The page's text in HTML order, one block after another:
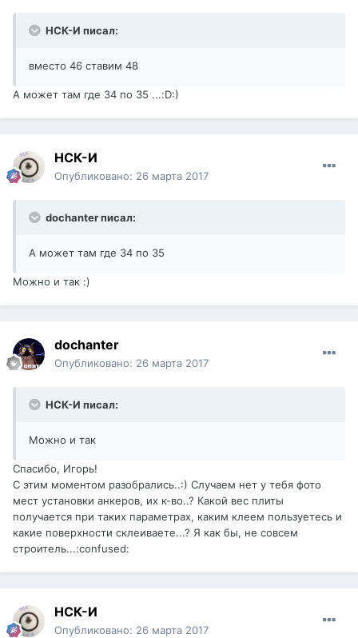
НСК-И писал:
вместо 46 ставим 48
А может там где 34 по 35 ...:D:)
НСК-И
Опубликовано: 26 марта 2017
dochanter писал:
А может там где 34 по 35
Можно и так :)
dochanter
Опубликовано: 26 марта 2017
НСК-И писал:
Можно и так
Спасибо, Игорь!
С этим моментом разобрались..:) Случаем нет у тебя фото
мест установки анкеров, их к-во..? Какой вес плиты
получается при таких параметрах, каким клеем пользуетесь и
какие поверхности склеиваете...? Я как бы, не совсем
строитель...:confused:
НСК-И
Опубликовано: 26 марта 2017